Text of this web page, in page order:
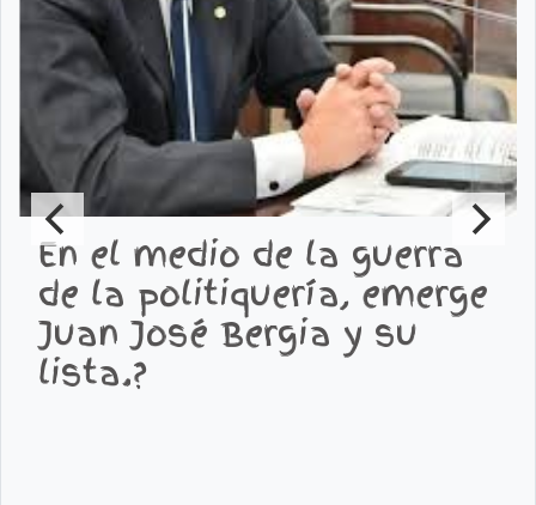
En el medio de la guerra
de la politiquería, emerge
Juan José Bergia y su
lista.?